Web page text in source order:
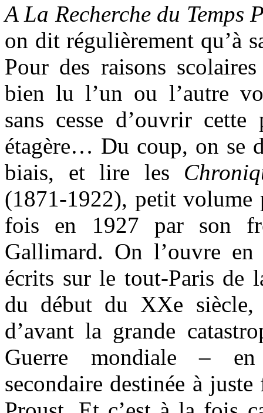
A La Recherche du Temps
on dit régulièrement qu’à
Pour des raisons
bien lu l’un ou l’autre
sans cesse d’ouvrir
étagère… Du coup, on se
biais, et lire les
(1871-1922), petit volume
fois en 1927 par son
Gallimard. On l’ouvre en
écrits sur le tout-Paris de
du début du XXe siècle,
d’avant la grande
Guerre mondiale –
secondaire destinée à